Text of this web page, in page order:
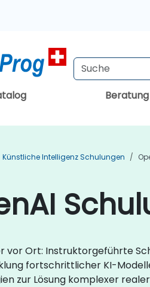
Beratung
Künstliche Intelligenz Schulungen
vor Ort: Instruktorgeführte
fortschrittlicher KI-
zur Lösung komplexer